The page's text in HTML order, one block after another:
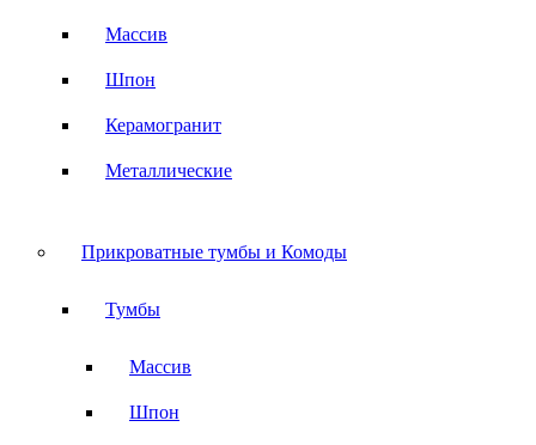
Массив
Шпон
Керамогранит
Металлические
Прикроватные тумбы и Комоды
Тумбы
Массив
Шпон